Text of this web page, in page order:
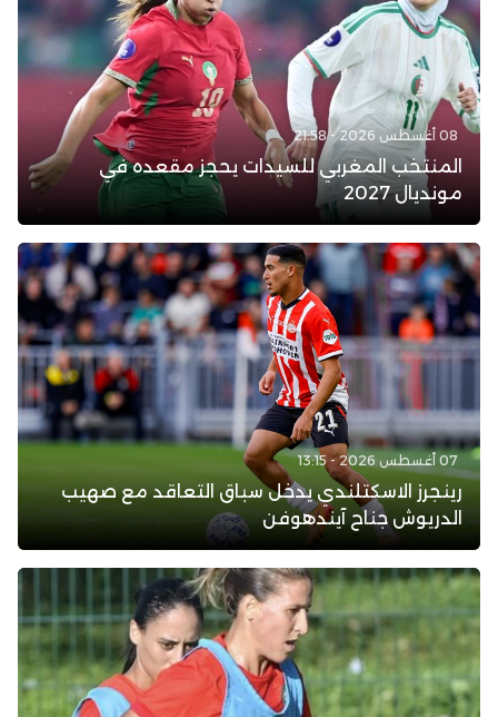
08 أغسطس 2026 - 21:58
المنتخب المغربي للسيدات يحجز مقعده في
مونديال 2027
07 أغسطس 2026 - 13:15
رينجرز الاسكتلندي يدخل سباق التعاقد مع صهيب
الدريوش جناح آيندهوفن